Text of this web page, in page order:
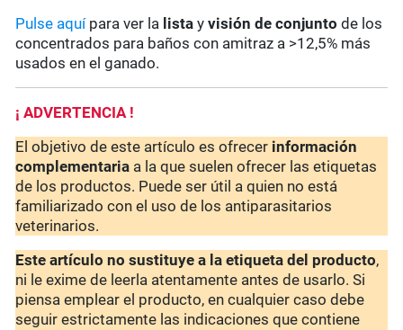
Pulse aquípara ver la lista yvisión de conjunto de los
concentrados para baños con amitraz a >12,5% más
usados en el ganado.
¡ ADVERTENCIA !
El objetivo de este artículo es ofrecer información
complementaria a la que suelen ofrecer las etiquetas
de los productos. Puede ser útil a quien no está
familiarizado con el uso de los antiparasitarios
veterinarios.
Este artículo no sustituye a la etiqueta del producto,
ni le exime de leerla atentamente antes de usarlo. Si
piensa emplear el producto, en cualquier caso debe
seguir estrictamente las indicaciones que contiene